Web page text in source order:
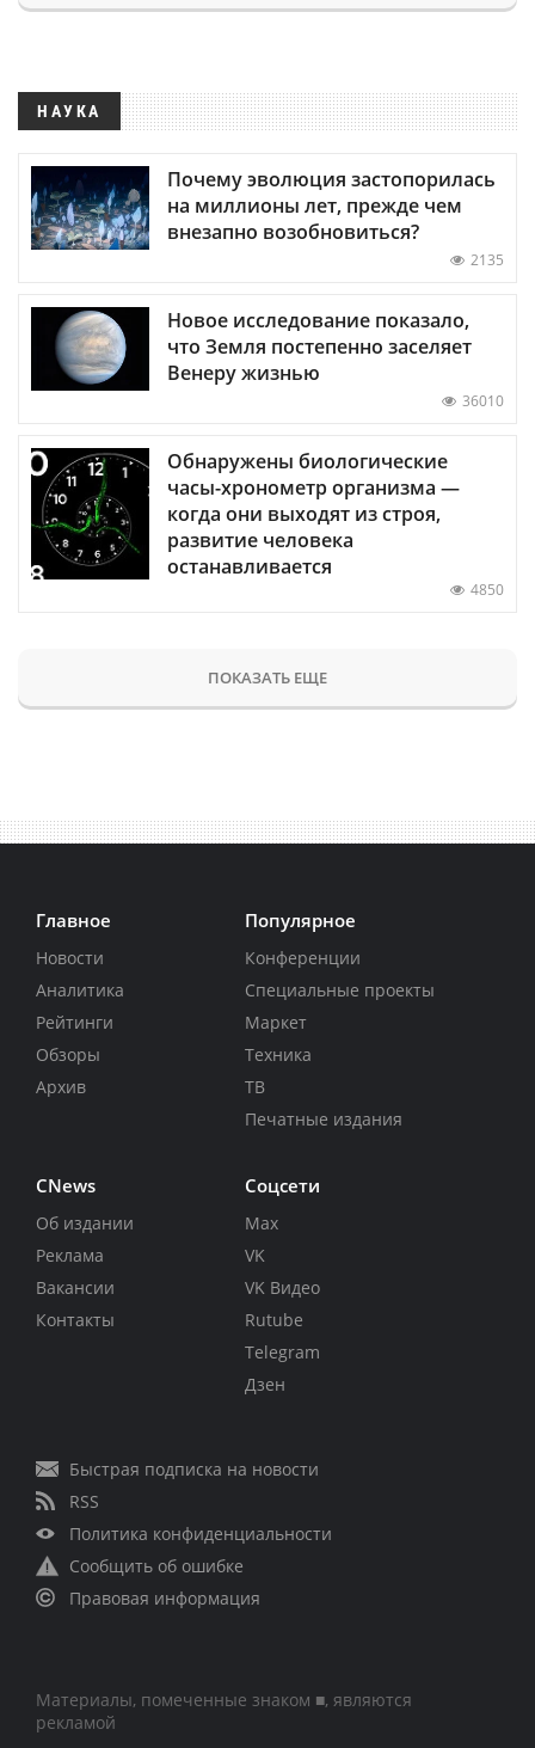
НАУКА
Почему эволюция застопорилась
на миллионы лет, прежде чем
внезапно возобновиться?
2135
Новое исследование показало,
что Земля постепенно заселяет
Венеру жизнью
36010
Обнаружены биологические
часы-хронометр организма —
когда они выходят из строя,
развитие человека
останавливается
4850
ПОКАЗАТЬ ЕЩЕ
Главное
Новости
Аналитика
Рейтинги
Обзоры
Архив
Популярное
Конференции
Специальные проекты
Маркет
Техника
ТВ
Печатные издания
CNews
Об издании
Реклама
Вакансии
Контакты
Соцсети
Max
VK
VK Видео
Rutube
Telegram
Дзен
Быстрая подписка на новости
RSS
Политика конфиденциальности
Сообщить об ошибке
Правовая информация
Материалы, помеченные знаком ■, являются
рекламой